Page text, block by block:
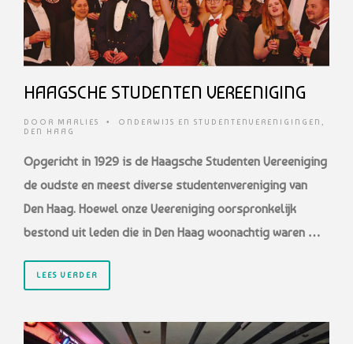
HAAGSCHE STUDENTEN VEREENIGING
DOOR MARLIES • ONDERWIJS EN STUDENTENVERENIGINGEN ,
DEN HAAG
Opgericht in 1929 is de Haagsche Studenten Vereeniging
de oudste en meest diverse studentenvereniging van
Den Haag. Hoewel onze Veereniging oorspronkelijk
bestond uit leden die in Den Haag woonachtig waren …
LEES VERDER